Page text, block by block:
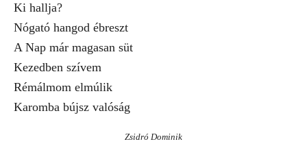
Ki hallja?
Nógató hangod ébreszt
A Nap már magasan süt
Kezedben szívem
Rémálmom elmúlik
Karomba bújsz valóság
Zsidró Dominik